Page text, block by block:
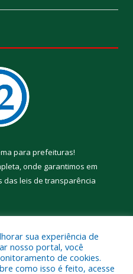
para prefeituras!
onde garantimos em
das leis de transparência
sua experiência de
nosso portal, você
de cookies.
como isso é feito, acesse